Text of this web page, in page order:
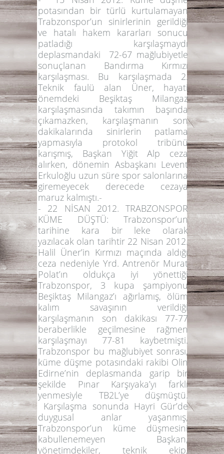
potasından bir türlü kurtulamayan
Trabzonspor’un sinirlerinin gerildiği
ve hatalı hakem kararları sonucu
patladığı karşılaşmaydı
deplasmandaki 72-67 mağlubiyetle
sonuçlanan Bandırma Kırmızı
karşılaşması. Bu karşılaşmada 2.
Teknik faulü alan Üner, hayati
önemdeki Beşiktaş Milangaz
karşılaşmasında takımın başında
çıkamazken, karşılaşmanın son
dakikalarında sinirlerin patlama
yapmasıyla protokol tribünü
karışmış, Başkan Yiğit Alp ceza
alırken, dönemin Asbaşkanı Levent
Erkuloğlu uzun süre spor salonlarına
giremeyecek derecede cezaya
maruz kalmıştı.-
- 22 NİSAN 2012. TRABZONSPOR
KÜME DÜŞTÜ: Trabzonspor’un
tarihine kara bir leke olarak
yazılacak olan tarihtir 22 Nisan 2012.
Halil Üner’in Kırmızı maçında aldığı
ceza nedeniyle Yrd. Antrenör Murat
Polat’ın oldukça iyi yönettiği
Trabzonspor, 3 kupa şampiyonu
Beşiktaş Milangaz’ı ağırlamış, ölüm
kalım savaşının verildiği
karşılaşmanın son dakikası 77-77
beraberlikle geçilmesine rağmen
karşılaşmayı 77-81 kaybetmişti.
Trabzonspor bu mağlubiyet sonrası,
küme düşme potasındaki rakibi Olin
Edirne’nin deplasmanda garip bir
şekilde Pınar Karşıyaka’yı farklı
yenmesiyle TB2L’ye düşmüştü.
Karşılaşma sonunda Hayri Gür’de
duygusal anlar yaşanmış,
Trabzonspor’un küme düşmesini
kabullenemeyen Başkan,
yönetimdekiler, teknik ekip,